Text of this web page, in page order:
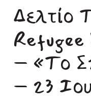
Δελτίο
Refugee
– «Το
– 23